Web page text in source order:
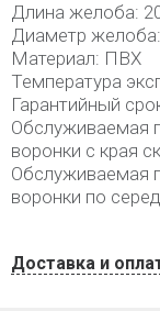
Длина желоба:
Диаметр
Материал: ПВХ
Температура
Гарантийный
Обслуживаемая
воронки с края
Обслуживаемая
воронки по
Доставка и